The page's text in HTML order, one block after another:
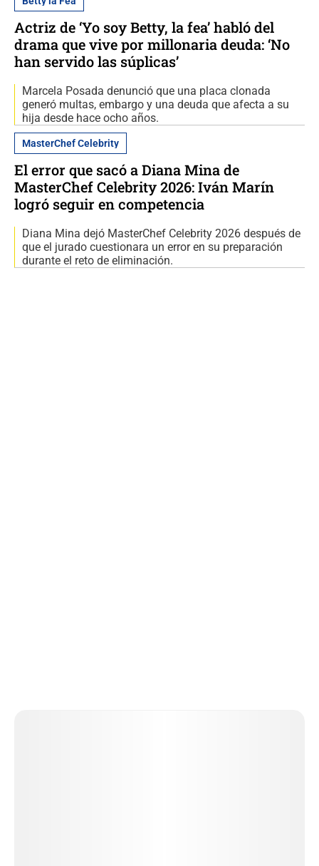
Actriz de ‘Yo soy Betty, la fea’ habló del
drama que vive por millonaria deuda: ‘No
han servido las súplicas’
Marcela Posada denunció que una placa clonada
generó multas, embargo y una deuda que afecta a su
hija desde hace ocho años.
MasterChef Celebrity
El error que sacó a Diana Mina de
MasterChef Celebrity 2026: Iván Marín
logró seguir en competencia
Diana Mina dejó MasterChef Celebrity 2026 después de
que el jurado cuestionara un error en su preparación
durante el reto de eliminación.